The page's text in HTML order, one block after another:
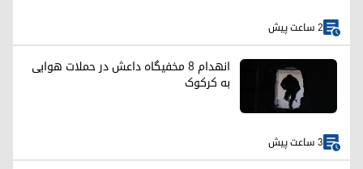
2 ساعت پیش
انهدام ۸ مخفیگاه داعش در حملات هوایی
به کرکوک
3 ساعت پیش